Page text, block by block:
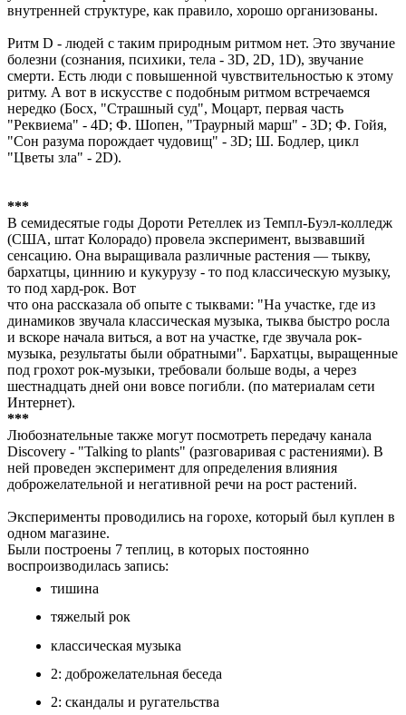
внутренней структуре, как правило, хорошо организованы.
Ритм D - людей с таким природным ритмом нет. Это звучание
болезни (сознания, психики, тела - 3D, 2D, 1D), звучание
смерти. Есть люди с повышенной чувствительностью к этому
ритму. А вот в искусстве с подобным ритмом встречаемся
нередко (Босх, "Страшный суд", Моцарт, первая часть
"Реквиема" - 4D; Ф. Шопен, "Траурный марш" - 3D; Ф. Гойя,
"Сон разума порождает чудовищ" - 3D; Ш. Бодлер, цикл
"Цветы зла" - 2D).
***
В семидесятые годы Дороти Ретеллек из Темпл-Буэл-колледж
(США, штат Колорадо) провела эксперимент, вызвавший
сенсацию. Она выращивала различные растения — тыкву,
бархатцы, циннию и кукурузу - то под классическую музыку,
то под хард-рок. Вот
что она рассказала об опыте с тыквами: "На участке, где из
динамиков звучала классическая музыка, тыква быстро росла
и вскоре начала виться, а вот на участке, где звучала рок-
музыка, результаты были обратными". Бархатцы, выращенные
под грохот рок-музыки, требовали больше воды, а через
шестнадцать дней они вовсе погибли. (по материалам сети
Интернет).
***
Любознательные также могут посмотреть передачу канала
Discovery - "Talking to plants" (разговаривая с растениями). В
ней проведен эксперимент для определения влияния
доброжелательной и негативной речи на рост растений.
Эксперименты проводились на горохе, который был куплен в
одном магазине.
Были построены 7 теплиц, в которых постоянно
воспроизводилась запись:
тишина
тяжелый рок
классическая музыка
2: доброжелательная беседа
2: скандалы и ругательства